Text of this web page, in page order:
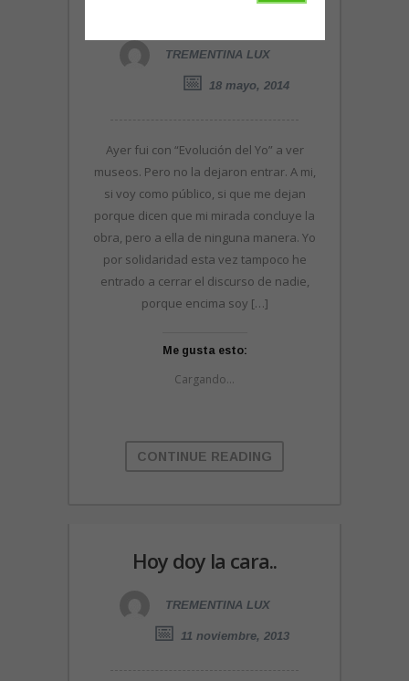
TREMENTINA LUX
18 mayo, 2014
Ayer fui con “Evolución del Yo” a ver
museos. Pero no la dejaron entrar. A mi,
si voy como público, si que me dejan
porque dicen que mi mirada concluye la
obra, pero a ella de ninguna manera. Yo
por solidaridad esta vez tampoco he
entrado a cerrar el discurso de nadie,
porque encima soy […]
Me gusta esto:
Cargando...
CONTINUE READING
Hoy doy la cara..
TREMENTINA LUX
11 noviembre, 2013